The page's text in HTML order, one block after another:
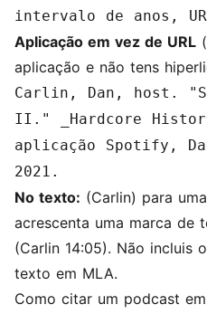
intervalo de anos,
Aplicação em vez de URL
aplicação e não tens
Carlin, Dan, host.
II." _Hardcore
aplicação Spotify,
2021.
No texto: (Carlin) para
acrescenta uma marca de
(Carlin 14:05). Não incluis
texto em MLA.
Como citar um podcast